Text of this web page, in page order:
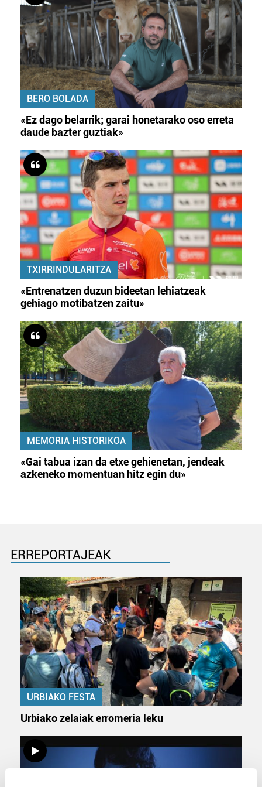
BERO BOLADA
«Ez dago belarrik; garai honetarako oso erreta
daude bazter guztiak»
TXIRRINDULARITZA
«Entrenatzen duzun bideetan lehiatzeak
gehiago motibatzen zaitu»
MEMORIA HISTORIKOA
«Gai tabua izan da etxe gehienetan, jendeak
azkeneko momentuan hitz egin du»
ERREPORTAJEAK
URBIAKO FESTA
Urbiako zelaiak erromeria leku